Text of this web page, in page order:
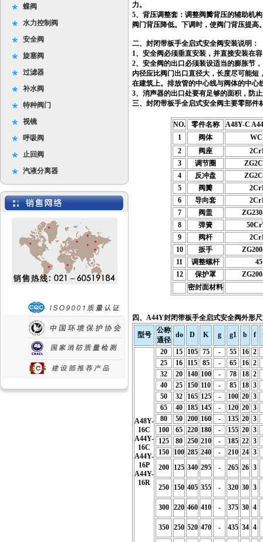
蝶阀
水力控制阀
安全阀
旋塞阀
过滤器
补水阀
特种阀门
视镜
呼吸阀
止回阀
汽液分离器
力。
5、背压调整套：调整阀瓣背压的辅助机
阀门背压降低。下调时，使阀门背压提高
二、 封闭带板手全启式安全阀安装说明：
1、 安全阀 必须垂直安装，并直接安装在
2、安全阀的出口必须装设适当的膨胀节
内径应比阀门出口直径大，长度尽可能
在建筑上。排放管的中心线与阀体的中
3、消声器的出口处要有足够的面积，防
三、 封闭带板手全启式安全阀主要零部件
NO. 零件名称
A48Y-C
1
阀体
2
阀座
3
调节圈
4
反冲盘
5
阀瓣
6
导向套
7
阀盖
8
弹簧
9
阀杆
10
扳手
11
调整螺杆
45
12
保护罩
密封面材料
四、A44Y封闭带板手全启式安全阀外形
型号
公称
通径
do D K g g1 b f
A48Y-
16C
A44Y-
16C
A44Y-
16P
A44Y-
16R
20 15 105 75 - 55 16 2
25
16 115 85 - 65 16 2
32
20 140 100 - 78 18 2
40
25 150 110 - 85 18 3
50
32 165 125 - 100 20 3
65
40 185 145 - 120 20 3
80
50 200 160 - 135 20 3
100
65 220 180 - 155 20 3
125
80 250 210 - 185 22 3
150
100 285 240 - 210 24 3
200
125 340 295 - 265 26 3
250 150 405 355 - 320 30 3
300 220 460 410 - 375 30 4
350 250 520 470 - 435 34 4